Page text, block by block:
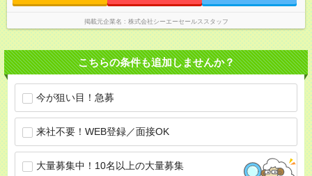
掲載元企業名 株式会社シーエーセールススタッフ
こちらの条件も追加しませんか？
今が狙い目！急募
来社不要！WEB登録／面接OK
大量募集中！10名以上の大量募集